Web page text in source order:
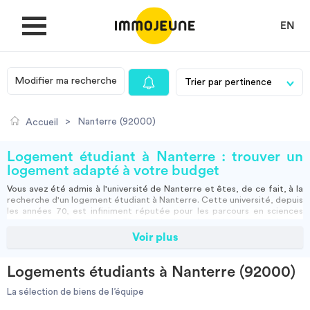
EN
MON COMPTE
Je cherche un logement
Villes
Modifier ma recherche
Accueil > Nanterre (92000)
Logement étudiant à Nanterre : trouver un
logement adapté à votre budget
Vous avez été admis à l'université de Nanterre et êtes, de ce fait, à la
recherche d'un logement étudiant à Nanterre. Cette université, depuis
les années 70, est infiniment réputée pour les parcours en sciences
licence "Humanité", alternative solide aux parcours khâgne et
hypokhâgne. Afin de trouver un logement à proximité de votre
tout moment de l'année à leurs annonces régulièrement mises en
ligne, qui concernent les bons plans appartement.
Une rentrée scolaire, ça se prépare ! Etablissez un budget en étant
certain que vous pourrez le tenir tout au long de l'année, et dégotez-
Voir plus
Logements étudiants à Nanterre (92000)
La sélection de biens de l’équipe